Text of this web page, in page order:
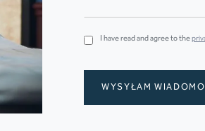
I have read and agree to the